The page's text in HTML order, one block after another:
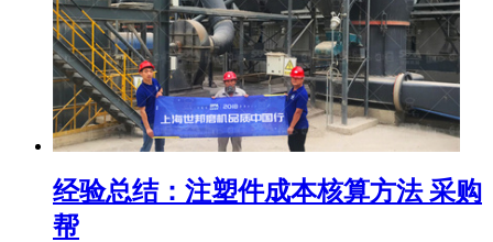
经验总结：注塑件成本核算方法 采购
帮